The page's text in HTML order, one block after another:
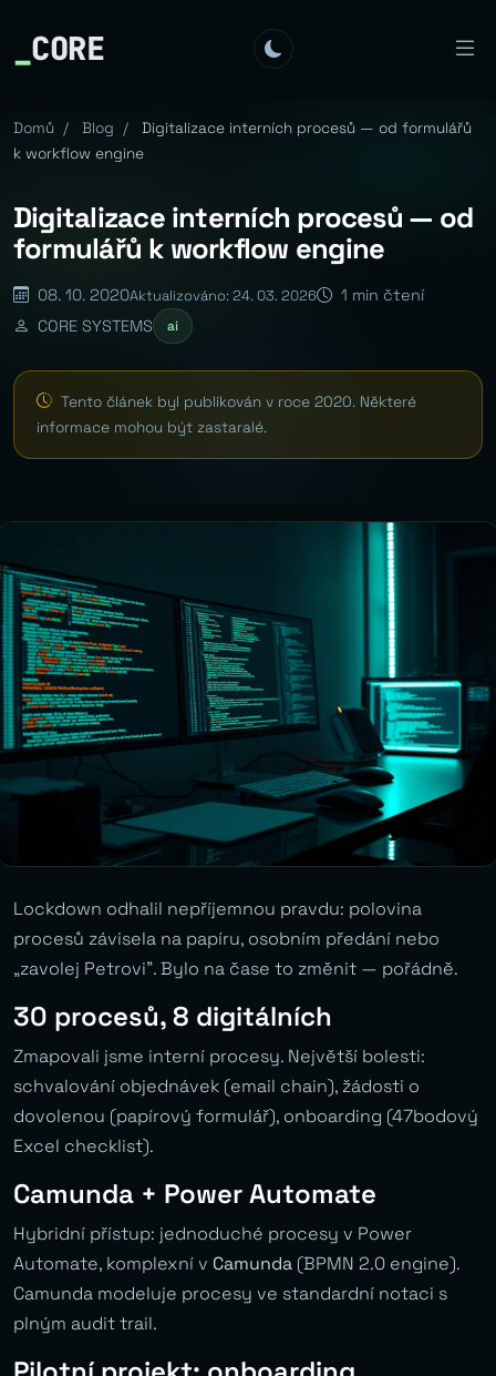
_CORE
Domů / Blog /
Digitalizace interních procesů — od formulářů
k workflow engine
Digitalizace interních procesů — od
formulářů k workflow engine
08. 10. 2020Aktualizováno: 24. 03. 2026
1 min čtení
CORE SYSTEMS
ai
Tento článek byl publikován v roce 2020. Některé
informace mohou být zastaralé.
Lockdown odhalil nepříjemnou pravdu: polovina
procesů závisela na papíru, osobním předání nebo
„zavolej Petrovi”. Bylo na čase to změnit — pořádně.
30 procesů, 8 digitálních
Zmapovali jsme interní procesy. Největší bolesti:
schvalování objednávek (email chain), žádosti o
dovolenou (papírový formulář), onboarding (47bodový
Excel checklist).
Camunda + Power Automate
Hybridní přístup: jednoduché procesy v Power
Automate, komplexní v Camunda (BPMN 2.0 engine).
Camunda modeluje procesy ve standardní notaci s
plným audit trail.